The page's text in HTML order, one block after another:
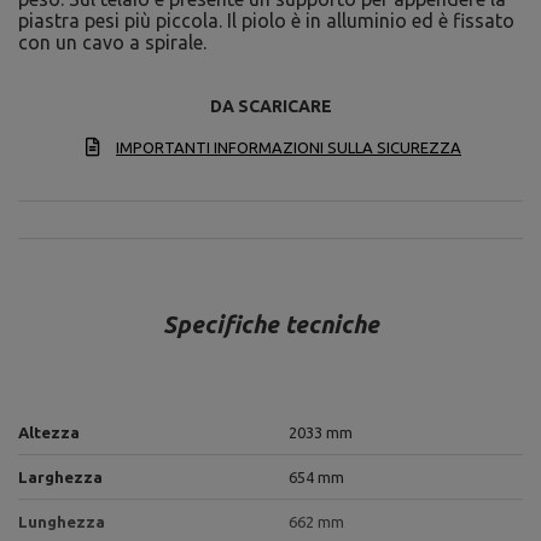
piastra pesi più piccola. Il piolo è in alluminio ed è fissato
con un cavo a spirale.
DA SCARICARE
IMPORTANTI INFORMAZIONI SULLA SICUREZZA
Specifiche tecniche
Altezza 2033 mm
Larghezza 654 mm
Lunghezza 662 mm